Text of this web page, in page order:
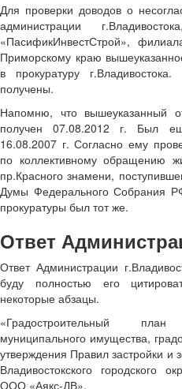
Для проверки доводов о
администрации
«ПасификИнвестСтрой»,
Приморскому краю
в прокуратуру
получены.
Напомню, что вышеуказанный
получен 07.08.2012 г. Был
16.08.2007 г. Согласно ему
по коллективному
пр.Красного знамени,
Думы Федерального Собрания
прокуратуры был тот же.
Ответ
Ответ Администрации
буду полностью его
некоторые абзацы.
«Градостроительный
муниципального имущества,
утверждения Правил застройки и
Владивостокского городского
ООО «Аякс-ДВ».